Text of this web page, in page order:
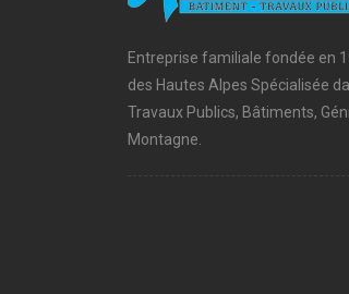
Entreprise familiale fondée en
des Hautes Alpes Spécialisée
Travaux Publics, Bâtiments,
Montagne.